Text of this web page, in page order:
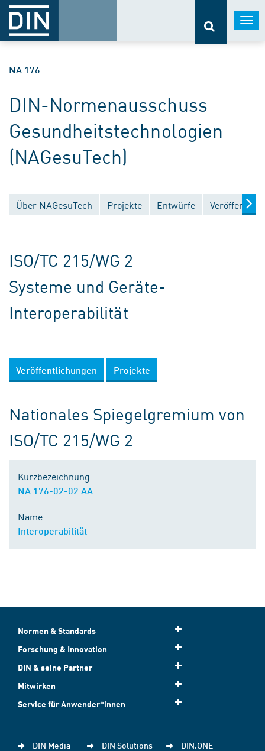
NA 176
DIN-Normenausschuss
Gesundheitstechnologien
(NAGesuTech)
Über NAGesuTech Projekte Entwürfe
ISO/TC 215/WG 2
Systeme und Geräte-
Interoperabilität
Veröffentlichungen Projekte
Nationales Spiegelgremium von
ISO/TC 215/WG 2
Kurzbezeichnung
NA 176-02-02 AA
Name
Interoperabilität
Normen & Standards
Forschung & Innovation
DIN & seine Partner
Mitwirken
Service für Anwender*innen
DIN Media DIN Solutions DIN.ONE